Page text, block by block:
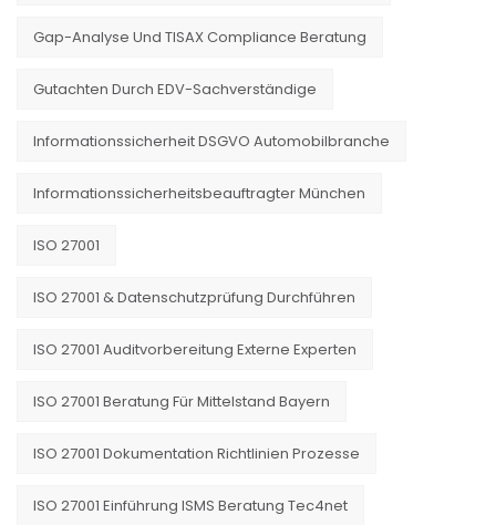
Gap-Analyse Und TISAX Compliance Beratung
Gutachten Durch EDV-Sachverständige
Informationssicherheit DSGVO Automobilbranche
Informationssicherheitsbeauftragter München
ISO 27001
ISO 27001 & Datenschutzprüfung Durchführen
ISO 27001 Auditvorbereitung Externe Experten
ISO 27001 Beratung Für Mittelstand Bayern
ISO 27001 Dokumentation Richtlinien Prozesse
ISO 27001 Einführung ISMS Beratung Tec4net